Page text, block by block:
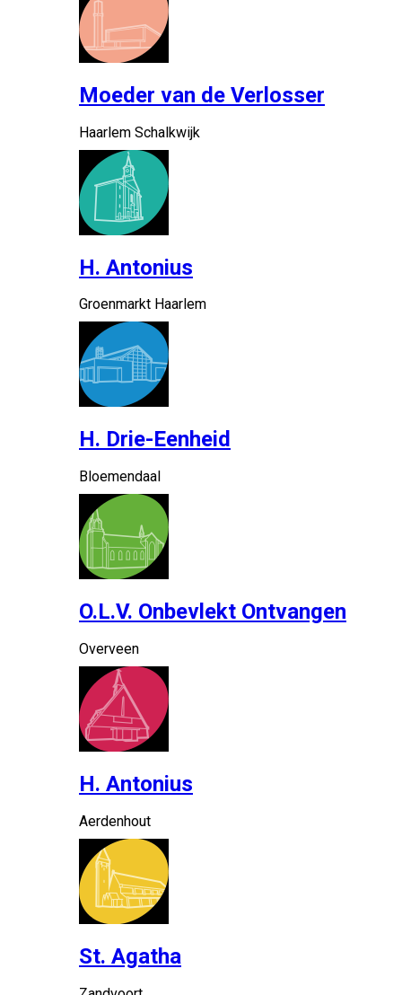
Moeder van de Verlosser
Haarlem Schalkwijk
H. Antonius
Groenmarkt Haarlem
H. Drie-Eenheid
Bloemendaal
O.L.V. Onbevlekt Ontvangen
Overveen
H. Antonius
Aerdenhout
St. Agatha